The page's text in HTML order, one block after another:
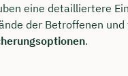
eine detailliertere
der Betroffenen und
.